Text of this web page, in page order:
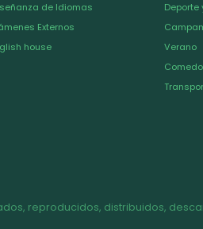
de Idiomas
Externos
house
Verano
reproducidos, distribuidos,